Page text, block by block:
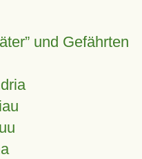
und Gefährten